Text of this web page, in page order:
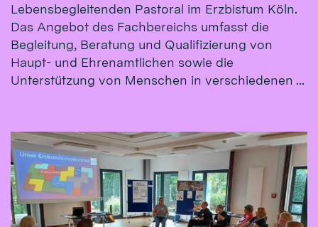
Lebensbegleitenden Pastoral im Erzbistum Köln.
Das Angebot des Fachbereichs umfasst die
Begleitung, Beratung und Qualifizierung von
Haupt- und Ehrenamtlichen sowie die
Unterstützung von Menschen in verschiedenen ...